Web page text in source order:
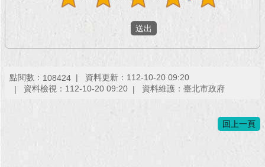
點閱數： 108424
資料更新：112-10-20 09:20
資料檢視：112-10-20 09:20
資料維護：臺北市政府
回上一頁